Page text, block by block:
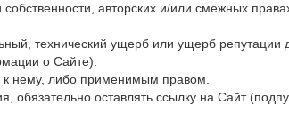
авторских и/или смежных
технический ущерб или ущерб репутации
о Сайте).
к нему, либо применимым правом.
оставлять ссылку на Сайт